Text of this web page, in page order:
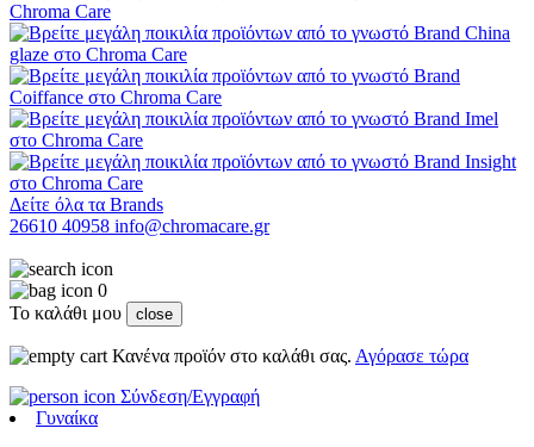
Δείτε όλα τα Brands
26610 40958 info@chromacare.gr
0
Το καλάθι μου
close
Κανένα προϊόν στο καλάθι σας. Αγόρασε τώρα
Σύνδεση/Εγγραφή
Γυναίκα